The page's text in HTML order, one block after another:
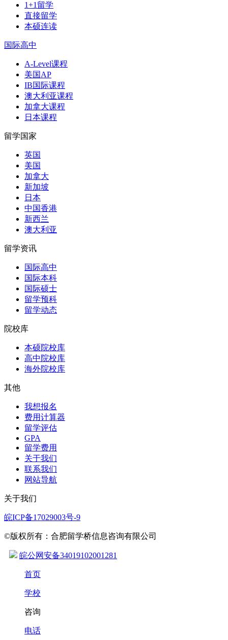
1+1留学
直接留学
本硕连读
国际高中
A-Level课程
美国AP
IB国际课程
澳大利亚课程
加拿大课程
日本课程
留学国家
英国
美国
加拿大
新加坡
日本
中国香港
新西兰
澳大利亚
留学资讯
国际高中
国际本科
国际硕士
留学预科
留学动态
院校库
本硕院校库
高中院校库
海外院校库
其他
我想报名
费用计算器
留学评估
GPA
留学费用
关于我们
联系我们
网站导航
关于我们
皖ICP备17029003号-9
©版权所有：合肥留学桥信息咨询有限公司
皖公网安备34019102001281
首页
学校
咨询
电话